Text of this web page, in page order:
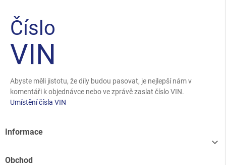
Číslo
VIN
Abyste měli jistotu, že díly budou pasovat, je nejlepší nám v
komentáři k objednávce nebo ve zprávě zaslat číslo VIN.
Umístění čísla VIN
Informace

Obchod